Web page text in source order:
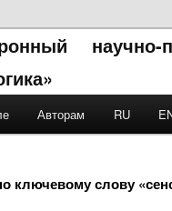
content
secondary content
Авторам RU
ключевому слову